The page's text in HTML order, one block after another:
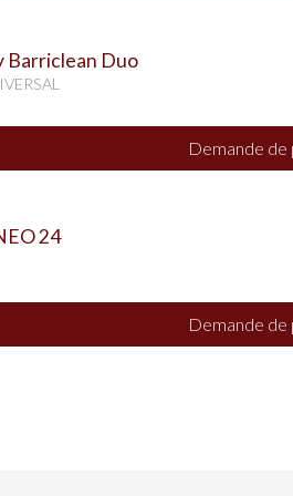
Barriclean Duo
Demande de
24
Demande de